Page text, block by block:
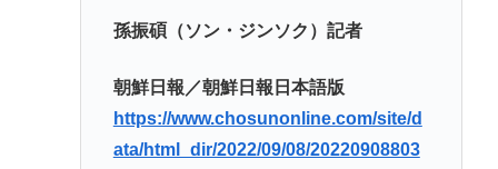
孫振碩（ソン・ジンソク）記者
朝鮮日報／朝鮮日報日本語版
https://www.chosunonline.com/site/d
ata/html_dir/2022/09/08/20220908803